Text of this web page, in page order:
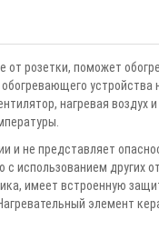
розетки, поможет
нагревая
и не представляет
с использованием
имеет встроенную
элемент